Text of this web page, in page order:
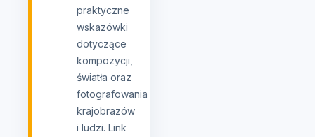
praktyczne
wskazówki
dotyczące
kompozycji,
światła oraz
fotografowania
krajobrazów
i ludzi. Link